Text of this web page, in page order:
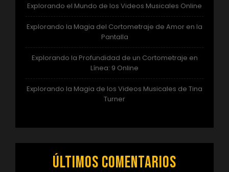
Explorando el Mundo de los Videos Musicales Online
Explorando la Magia del Cortometraje de Amor en la
Pantalla
Explorando la Profundidad de un Cortometraje en
Línea: 9 Online
Explorando la Magia de los Videos Musicales de Tina
Turner
Últimos comentarios